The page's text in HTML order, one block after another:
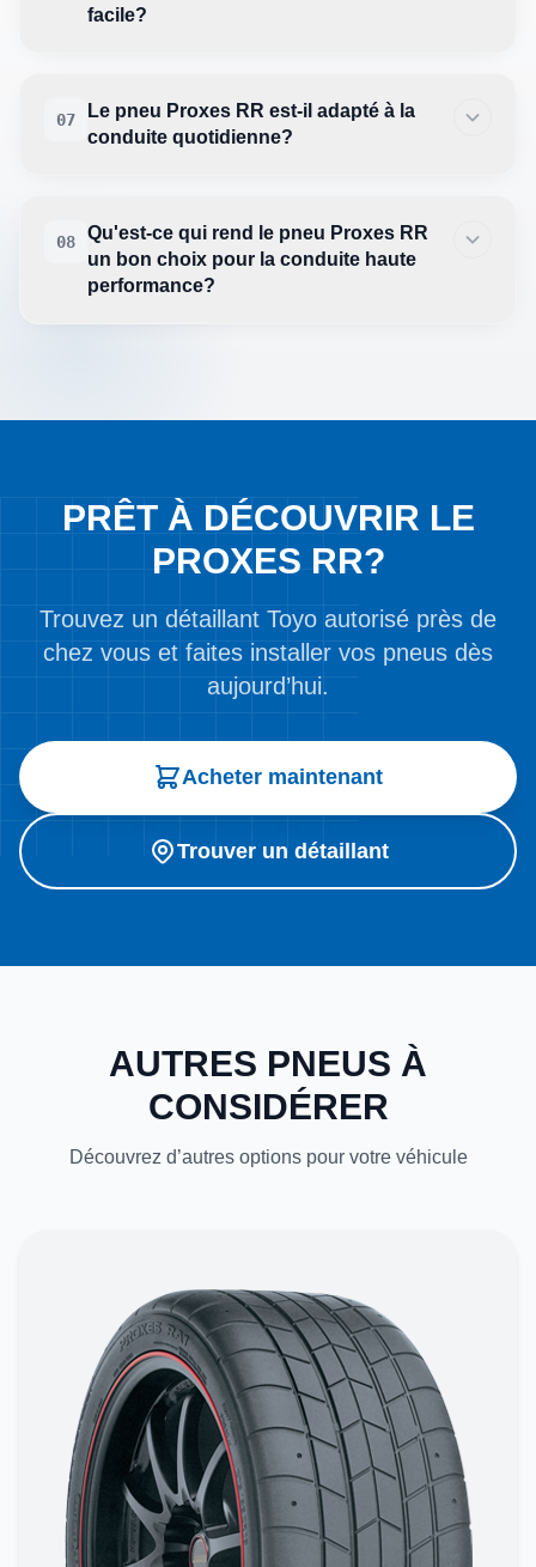
facile?
07
Le pneu Proxes RR est-il adapté à la
conduite quotidienne?
08
Qu'est-ce qui rend le pneu Proxes RR
un bon choix pour la conduite haute
performance?
PRÊT À DÉCOUVRIR LE
PROXES RR?
Trouvez un détaillant Toyo autorisé près de
chez vous et faites installer vos pneus dès
aujourd’hui.
Acheter maintenant
Trouver un détaillant
AUTRES PNEUS À
CONSIDÉRER
Découvrez d’autres options pour votre véhicule